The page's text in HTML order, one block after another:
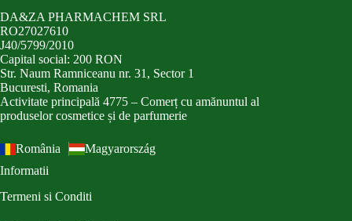
DA&ZA PHARMACHEM SRL
RO27027610
J40/5799/2010
Capital social: 200 RON
Str. Naum Ramniceanu nr. 31, Sector 1
Bucuresti, Romania
Activitate principală 4775 – Comerț cu amănuntul al
produselor cosmetice și de parfumerie
România
Magyarország
Informatii
Termeni si Conditi